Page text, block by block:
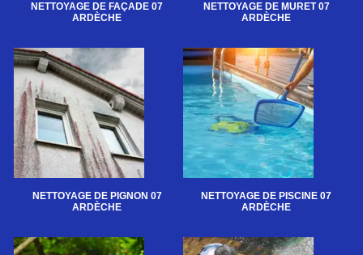
NETTOYAGE DE FAÇADE 07
ARDÈCHE
NETTOYAGE DE MURET 07
ARDÈCHE
NETTOYAGE DE PIGNON 07
ARDÈCHE
NETTOYAGE DE PISCINE 07
ARDÈCHE